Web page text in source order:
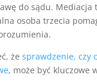
do sądu. Mediacja
osoba trzecia
że sprawdzenie, czy
, może być kluczowe